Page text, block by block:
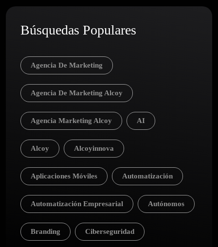
Búsquedas Populares
Agencia De Marketing
Agencia De Marketing Alcoy
Agencia Marketing Alcoy AI
Alcoy Alcoyinnova
Aplicaciones Móviles Automatización
Automatización Empresarial Autónomos
Branding Ciberseguridad